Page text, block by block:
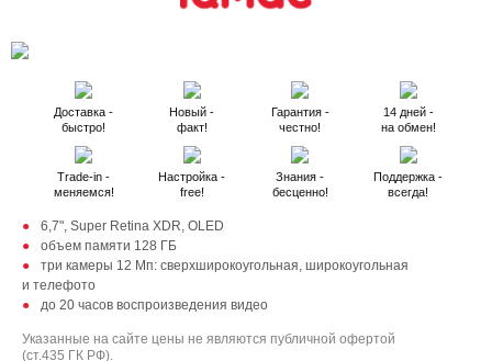
Доставка -
быстро!
Новый -
факт!
Гарантия -
честно!
14 дней -
на обмен!
Trade-in -
меняемся!
Настройка -
free!
Знания -
бесценно!
Поддержка -
всегда!
6,7", Super Retina XDR, OLED
объем памяти 128 ГБ
три камеры 12 Мп: сверхширокоугольная, широкоугольная
и телефото
до 20 часов воспроизведения видео
Указанные на сайте цены не являются публичной офертой
(ст.435 ГК РФ).